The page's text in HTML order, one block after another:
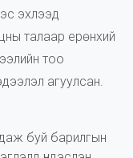
эхлээд
талаар ерөнхий
тоо
агуулсан.
буй барилгын